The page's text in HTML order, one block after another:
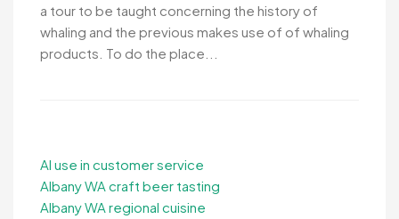
a tour to be taught concerning the history of
whaling and the previous makes use of of whaling
products. To do the place...
AI use in customer service
Albany WA craft beer tasting
Albany WA regional cuisine